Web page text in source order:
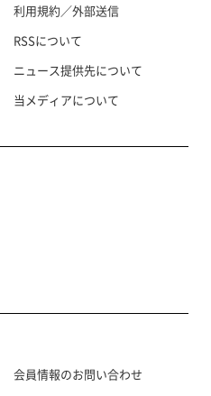
利用規約／外部送信
RSSについて
ニュース提供先について
当メディアについて
会員情報のお問い合わせ